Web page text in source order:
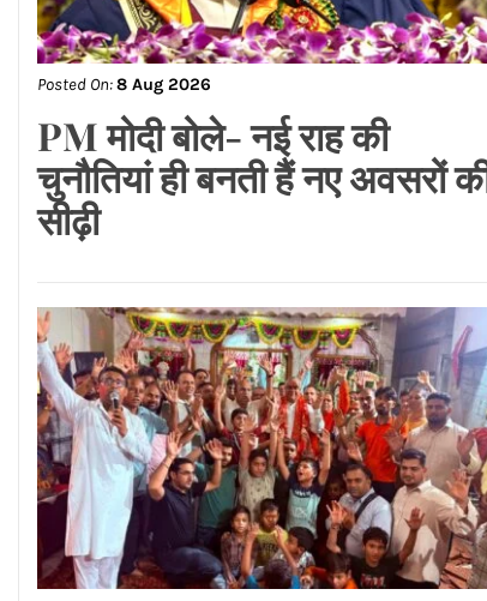
Posted On: 8 Aug 2026
पंजाब के बॉर्डर इलाकों में पुलिस का
अलर्ट